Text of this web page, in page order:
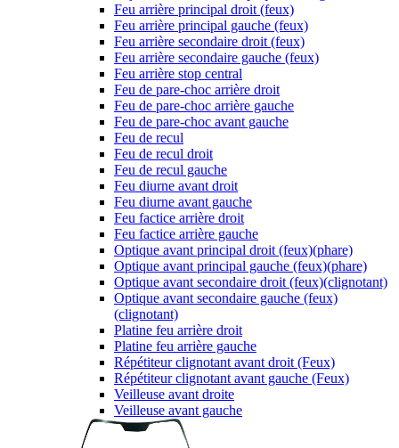
Feu arrière principal droit (feux)
Feu arrière principal gauche (feux)
Feu arrière secondaire droit (feux)
Feu arrière secondaire gauche (feux)
Feu arrière stop central
Feu de pare-choc arrière droit
Feu de pare-choc arrière gauche
Feu de pare-choc avant gauche
Feu de recul
Feu de recul droit
Feu de recul gauche
Feu diurne avant droit
Feu diurne avant gauche
Feu factice arrière droit
Feu factice arrière gauche
Optique avant principal droit (feux)(phare)
Optique avant principal gauche (feux)(phare)
Optique avant secondaire droit (feux)(clignotant)
Optique avant secondaire gauche (feux)
(clignotant)
Platine feu arrière droit
Platine feu arrière gauche
Répétiteur clignotant avant droit (Feux)
Répétiteur clignotant avant gauche (Feux)
Veilleuse avant droite
Veilleuse avant gauche